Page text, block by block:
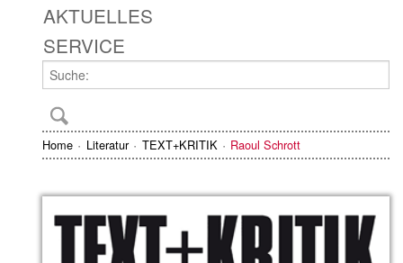
AKTUELLES
SERVICE
Home Literatur TEXT+KRITIK Raoul Schrott